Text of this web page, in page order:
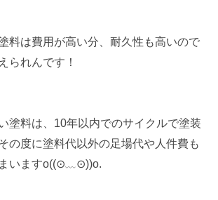
料は費用が高い分、耐久性も高いので
られんです！
塗料は、10年以内でのサイクルで塗装
の度に塗料代以外の足場代や人件費も
いますo((⊙﹏⊙))o.